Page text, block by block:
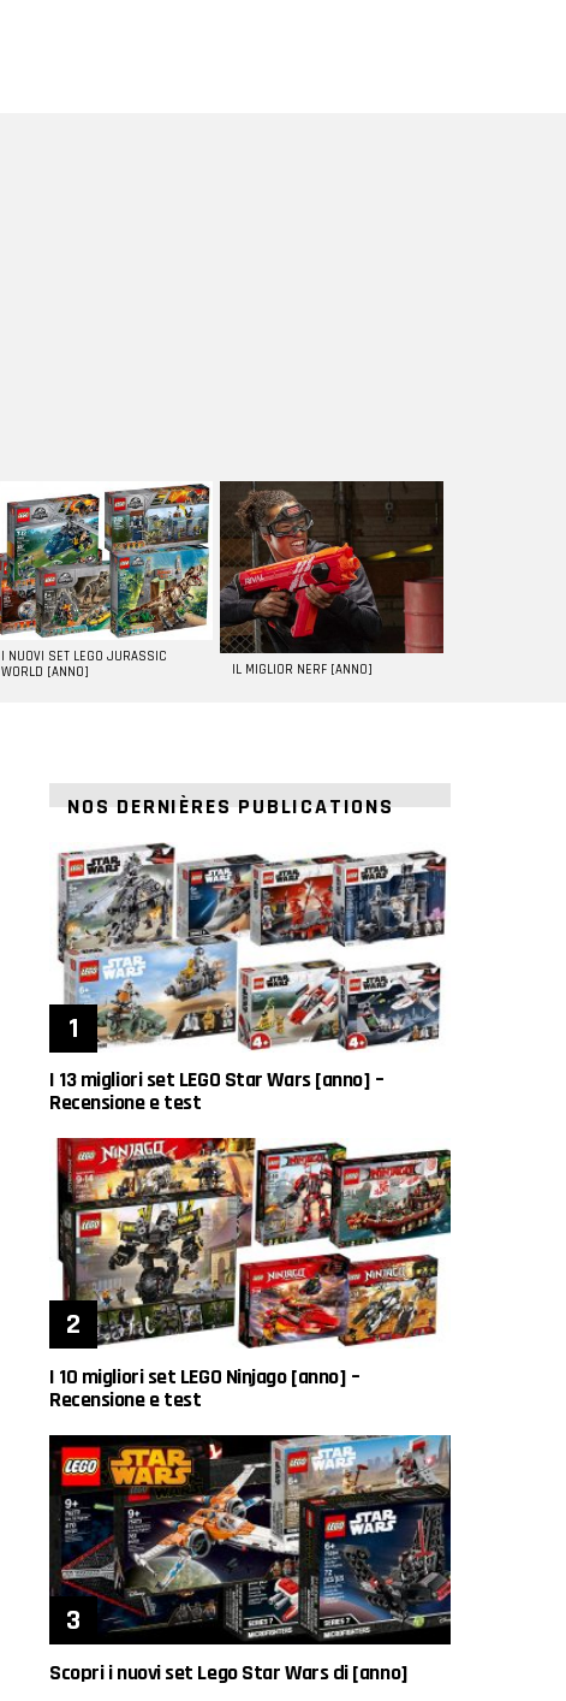
I NUOVI SET LEGO JURASSIC
WORLD [ANNO]
IL MIGLIOR NERF [ANNO]
NOS DERNIÈRES PUBLICATIONS
I 13 migliori set LEGO Star Wars [anno] –
Recensione e test
I 10 migliori set LEGO Ninjago [anno] –
Recensione e test
Scopri i nuovi set Lego Star Wars di [anno]